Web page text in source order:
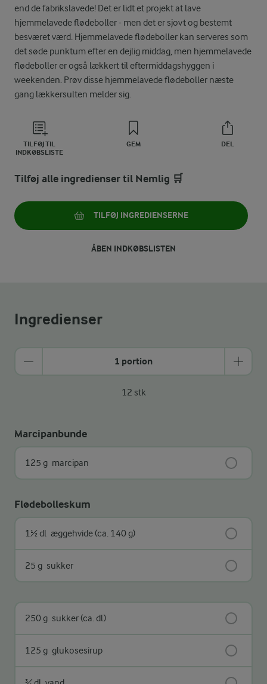
end de fabrikslavede! Det er lidt et projekt at lave
hjemmelavede flødeboller - men det er sjovt og bestemt
besværet værd. Hjemmelavede flødeboller kan serveres som
det søde punktum efter en dejlig middag, men hjemmelavede
flødeboller er også lækkert til eftermiddagshyggen i
weekenden. Prøv disse hjemmelavede flødeboller næste
gang lækkersulten melder sig.
TILFØJ TIL
INDKØBSLISTE
GEM DEL
Tilføj alle ingredienser til Nemlig 🛒
TILFØJ INGREDIENSERNE
ÅBEN INDKØBSLISTEN
Ingredienser
1 portion
12 stk
Marcipanbunde
125 g marcipan
Flødebolleskum
1½ dl æggehvide (ca. 140 g)
25 g sukker
250 g sukker (ca. dl)
125 g glukosesirup